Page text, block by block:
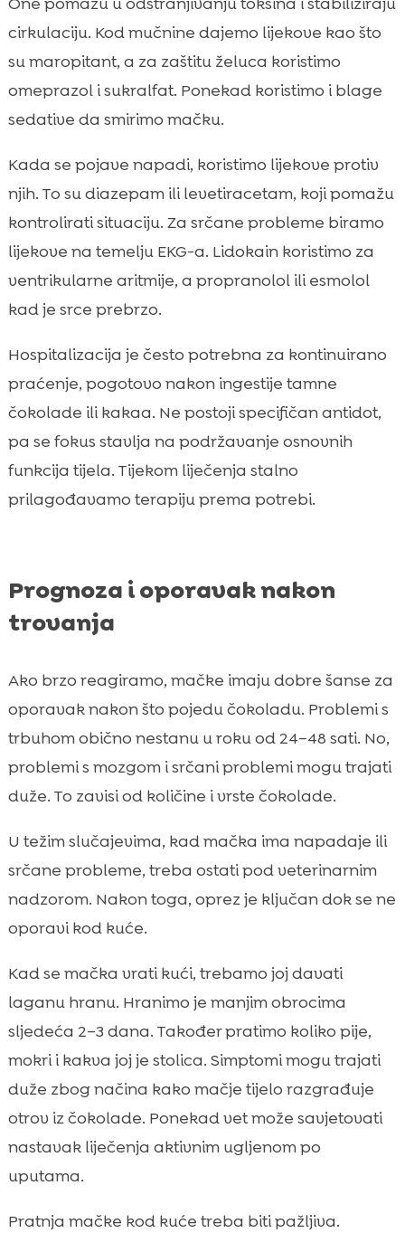
cirkulaciju. Kod mučnine dajemo lijekove kao što
su maropitant, a za zaštitu želuca koristimo
omeprazol i sukralfat. Ponekad koristimo i blage
sedative da smirimo mačku.
Kada se pojave napadi, koristimo lijekove protiv
njih. To su diazepam ili levetiracetam, koji pomažu
kontrolirati situaciju. Za srčane probleme biramo
lijekove na temelju EKG-a. Lidokain koristimo za
ventrikularne aritmije, a propranolol ili esmolol
kad je srce prebrzo.
Hospitalizacija je često potrebna za kontinuirano
praćenje, pogotovo nakon ingestije tamne
čokolade ili kakaa. Ne postoji specifičan antidot,
pa se fokus stavlja na podržavanje osnovnih
funkcija tijela. Tijekom liječenja stalno
prilagođavamo terapiju prema potrebi.
Prognoza i oporavak nakon
trovanja
Ako brzo reagiramo, mačke imaju dobre šanse za
oporavak nakon što pojedu čokoladu. Problemi s
trbuhom obično nestanu u roku od 24–48 sati. No,
problemi s mozgom i srčani problemi mogu trajati
duže. To zavisi od količine i vrste čokolade.
U težim slučajevima, kad mačka ima napadaje ili
srčane probleme, treba ostati pod veterinarnim
nadzorom. Nakon toga, oprez je ključan dok se ne
oporavi kod kuće.
Kad se mačka vrati kući, trebamo joj davati
laganu hranu. Hranimo je manjim obrocima
sljedeća 2–3 dana. Također pratimo koliko pije,
mokri i kakva joj je stolica. Simptomi mogu trajati
duže zbog načina kako mačje tijelo razgrađuje
otrov iz čokolade. Ponekad vet može savjetovati
nastavak liječenja aktivnim ugljenom po
uputama.
Pratnja mačke kod kuće treba biti pažljiva.